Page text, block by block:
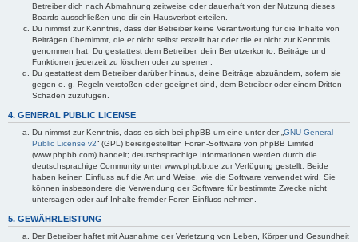
Betreiber dich nach Abmahnung zeitweise oder dauerhaft von der Nutzung dieses
Boards ausschließen und dir ein Hausverbot erteilen.
Du nimmst zur Kenntnis, dass der Betreiber keine Verantwortung für die Inhalte von
Beiträgen übernimmt, die er nicht selbst erstellt hat oder die er nicht zur Kenntnis
genommen hat. Du gestattest dem Betreiber, dein Benutzerkonto, Beiträge und
Funktionen jederzeit zu löschen oder zu sperren.
Du gestattest dem Betreiber darüber hinaus, deine Beiträge abzuändern, sofern sie
gegen o. g. Regeln verstoßen oder geeignet sind, dem Betreiber oder einem Dritten
Schaden zuzufügen.
4. GENERAL PUBLIC LICENSE
Du nimmst zur Kenntnis, dass es sich bei phpBB um eine unter der „ GNU General
Public License v2“ (GPL) bereitgestellten Foren-Software von phpBB Limited
(www.phpbb.com) handelt; deutschsprachige Informationen werden durch die
deutschsprachige Community unter www.phpbb.de zur Verfügung gestellt. Beide
haben keinen Einfluss auf die Art und Weise, wie die Software verwendet wird. Sie
können insbesondere die Verwendung der Software für bestimmte Zwecke nicht
untersagen oder auf Inhalte fremder Foren Einfluss nehmen.
5. GEWÄHRLEISTUNG
Der Betreiber haftet mit Ausnahme der Verletzung von Leben, Körper und Gesundheit